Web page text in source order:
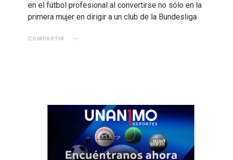
en el fútbol profesional al convertirse no sólo en la
primera mujer en dirigir a un club de la Bundesliga
COMPARTIR